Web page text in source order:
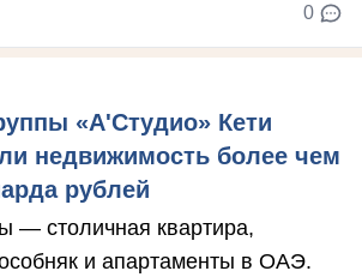
0
«А'Студио» Кети
недвижимость более чем
рублей
— столичная квартира,
и апартаменты в ОАЭ.